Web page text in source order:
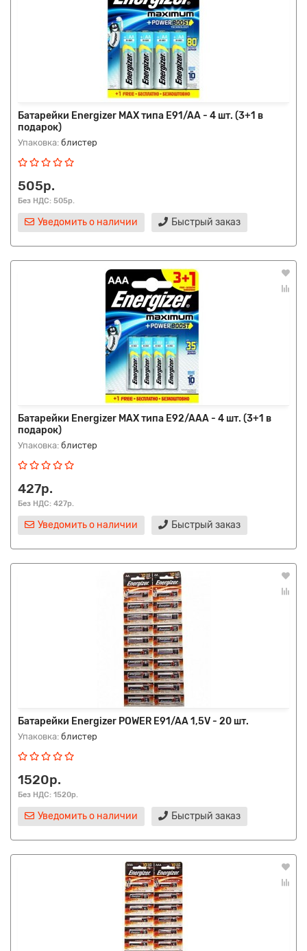
Батарейки Energizer MAX типа E91/AA - 4 шт. (3+1 в
подарок)
Упаковка: блистер
505р.
Без НДС: 505р.
Уведомить о наличии Быстрый заказ
Батарейки Energizer MAX типа E92/AAA - 4 шт. (3+1 в
подарок)
Упаковка: блистер
427р.
Без НДС: 427р.
Уведомить о наличии Быстрый заказ
Батарейки Energizer POWER E91/AA 1,5V - 20 шт.
Упаковка: блистер
1520р.
Без НДС: 1520р.
Уведомить о наличии Быстрый заказ